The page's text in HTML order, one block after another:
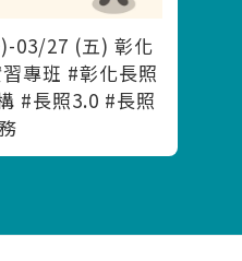
)-03/27 (五) 彰化
專班 #彰化長照
#長照3.0 #長照